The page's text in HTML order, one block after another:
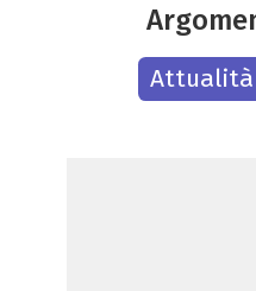
Attualità